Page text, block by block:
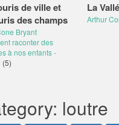
de ville et
des champs
Bryant
raconter des
à nos enfants -
(5)
La
Arthur
loutre